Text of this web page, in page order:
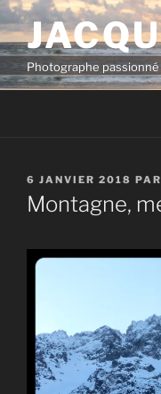
Aller
au
contenu
principalPhotographe passionné
PUBLIÉ
LE
6 JANVIER 2018 PAR
Montagne,